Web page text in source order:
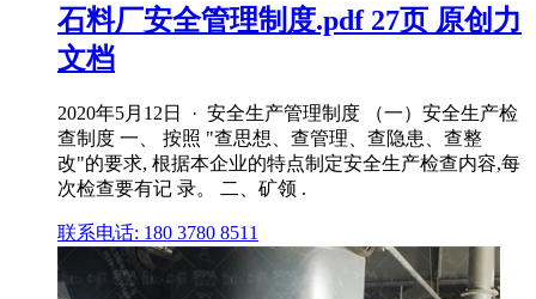
石料厂安全管理制度.pdf 27页 原创力
文档
2020年5月12日 · 安全生产管理制度 （一）安全生产检
查制度 一、 按照 "查思想、查管理、查隐患、查整
改"的要求, 根据本企业的特点制定安全生产检查内容,每
次检查要有记 录。 二、矿领 .
联系电话: 180 3780 8511